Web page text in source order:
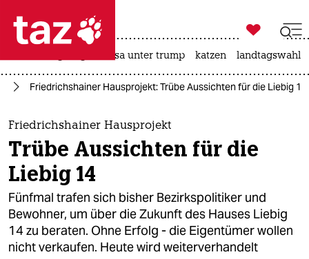
 taz zahl ich
taz zahl ich
themen
politik
öko
gesellschaft
kultur

taz zahl ich
usa unter trump katzen landtagswahl
Friedrichshainer Hausprojekt: Trübe Aussichten für die Liebig 14
Friedrichshainer Hausprojekt
Trübe Aussichten für die
Liebig 14
Fünfmal trafen sich bisher Bezirkspolitiker und
Bewohner, um über die Zukunft des Hauses Liebig
14 zu beraten. Ohne Erfolg - die Eigentümer wollen
nicht verkaufen. Heute wird weiterverhandelt